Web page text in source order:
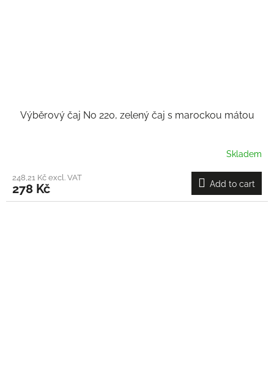
Výběrový čaj No 220, zelený čaj s marockou mátou
Skladem
248,21 Kč excl. VAT
278 Kč Add to cart